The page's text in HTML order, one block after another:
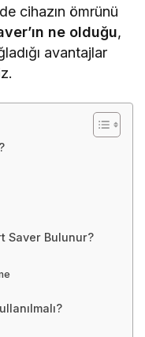
cihazın ömrünü
ne olduğu,
avantajlar
Saver Bulunur?